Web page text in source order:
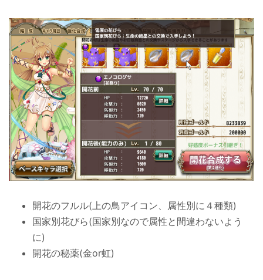
開花のフルル(上の鳥アイコン、属性別に４種類)
国家別花びら(国家別なので属性と間違わないよう
に)
開花の秘薬(金or虹)